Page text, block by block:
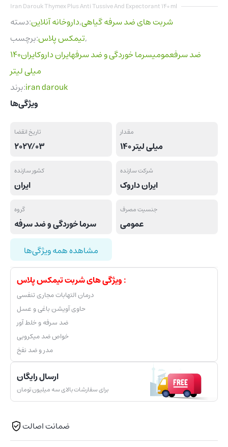
Iran Darouk Thymex Plus Anti Tussive And Expectorant 140 ml
دسته:داروخانه آنلاین,شربت های ضد سرفه گیاهی
برچسب:تیمکس پلاس,
ضد سرفعمومیسرما خوردگی و ضد سرفهایران داروکایران140
میلی لیتر
برند:iran darouk
ویژگی‌ها
تاریخ انقضا
2027/03
مقدار
140 میلی لیتر
کشور سازنده
ایران
شرکت سازنده
ایران داروک
گروه
سرما خوردگی و ضد سرفه
جنسیت مصرف
عمومی
مشاهده همه ویژگی‌ها
ویژگی های شربت تیمکس پلاس :
درمان التهابات مجاری تنفسی
حاوی آویشن باغی و عسل
ضد سرفه و خلط آور
خواص ضد میکروبی
مدر و ضد نفخ
ارسال رایگان
برای سفارشات بالای سه میلیون تومان
ضمانت اصالت